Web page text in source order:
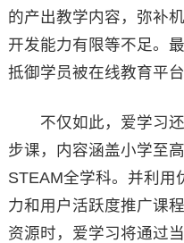
的产出教学内容，弥补
开发能力有限等不足。
抵御学员被在线教育平
不仅如此，爱学习还
步课，内容涵盖小学至
STEAM全学科。并利用
力和用户活跃度推广课
资源时，爱学习将通过